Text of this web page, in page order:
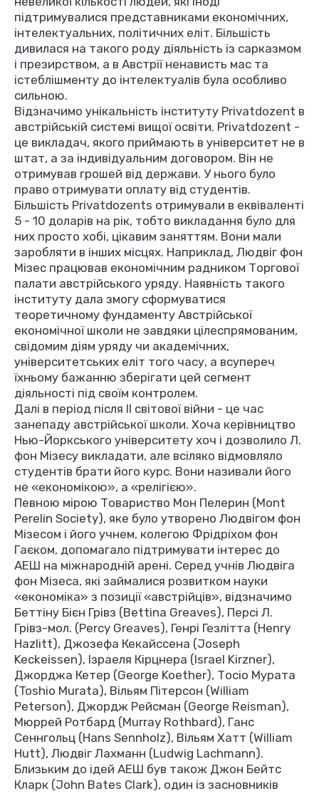
підтримувалися представниками економічних,
інтелектуальних, політичних еліт. Більшість
дивилася на такого роду діяльність із сарказмом
і презирством, а в Австрії ненависть мас та
істеблішменту до інтелектуалів була особливо
сильною.
Відзначимо унікальність інституту Privatdozent в
австрійській системі вищої освіти. Privatdozent -
це викладач, якого приймають в університет не в
штат, а за індивідуальним договором. Він не
отримував грошей від держави. У нього було
право отримувати оплату від студентів.
Більшість Privatdozents отримували в еквіваленті
5 - 10 доларів на рік, тобто викладання було для
них просто хобі, цікавим заняттям. Вони мали
заробляти в інших місцях. Наприклад, Людвіг фон
Мізес працював економічним радником Торгової
палати австрійського уряду. Наявність такого
інституту дала змогу сформуватися
теоретичному фундаменту Австрійської
економічної школи не завдяки цілеспрямованим,
свідомим діям уряду чи академічних,
університетських еліт того часу, а всупереч
їхньому бажанню зберігати цей сегмент
діяльності під своїм контролем.
Далі в період після II світової війни - це час
занепаду австрійської школи. Хоча керівництво
Нью-Йоркського університету хоч і дозволило Л.
фон Мізесу викладати, але всіляко відмовляло
студентів брати його курс. Вони називали його
не «економікою», а «релігією».
Певною мірою Товариство Мон Пелерин (Mont
Perelin Society), яке було утворено Людвігом фон
Мізесом і його учнем, колегою Фрідріхом фон
Гаєком, допомагало підтримувати інтерес до
АЕШ на міжнародній арені. Серед учнів Людвіга
фон Мізеса, які займалися розвитком науки
«економіка» з позиції «австрійців», відзначимо
Беттіну Бієн Грівз (Bettina Greaves), Персі Л.
Грівз-мол. (Percy Greaves), Генрі Гезлітта (Henry
Hazlitt), Джозефа Кекайссена (Joseph
Keckeissen), Ізраеля Кірцнера (Israel Kirzner),
Джорджа Кетер (George Koether), Тосіо Мурата
(Toshio Murata), Вільям Пітерсон (William
Peterson), Джордж Рейсман (George Reisman),
Мюррей Ротбард (Murray Rothbard), Ганс
Сеннгольц (Hans Sennholz), Вільям Хатт (William
Hutt), Людвіг Лахманн (Ludwig Lachmann).
Близьким до ідей АЕШ був також Джон Бейтс
Кларк (John Bates Clark), один із засновників